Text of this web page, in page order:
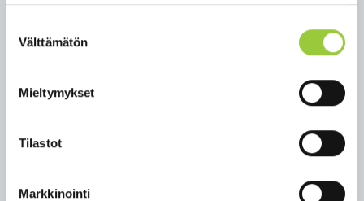
valinta
Välttämätön
Mieltymykset
Tilastot
Markkinointi
Onnenmaa-pitkäsoitto on saavuttanut vuonna
2004 platinalevyrajan eli 40.000 myytyä albumia.
Tapahtuman järjestäjänä toimii Paltamon kunta
yhteistyössä muiden toimijoiden kanssa.
Kello 11 Tervehdyssanat